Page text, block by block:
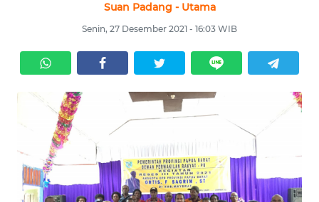
Suan Padang - Utama
Senin, 27 Desember 2021 - 16:03 WIB
SERBA-
SERBI
OPINI
Informasi
INDEKS
BERITA